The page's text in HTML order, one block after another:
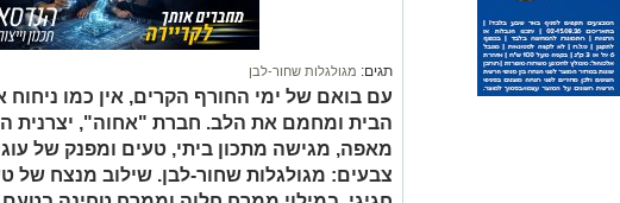
תגים: מגולגלות שחור-לבן
עם בואם של ימי החורף הקרים, אין כמו
הבית ומחמם את הלב. חברת "אחוה", יצרנית
מאפה, מגישה מתכון ביתי, טעים ומפנק של
צבעים: מגולגלות שחור-לבן. שילוב מנצח של